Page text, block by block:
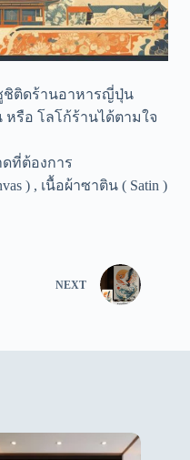
ชิติดร้านอาหารญี่ปุ่น
รือ โลโก้ร้านได้ตามใจ
ที่ต้องการ
) , เนื้อผ้าซาติน ( Satin )
NEXT